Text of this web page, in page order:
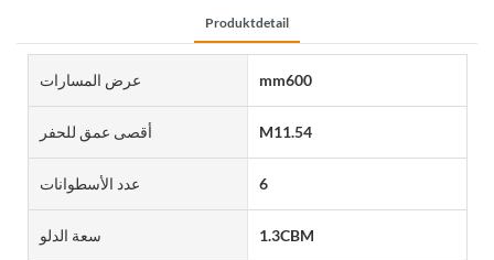
Produktdetail
عرض المسارات mm600
أقصى عمق للحفر M11.54
عدد الأسطوانات 6
سعة الدلو 1.3CBM